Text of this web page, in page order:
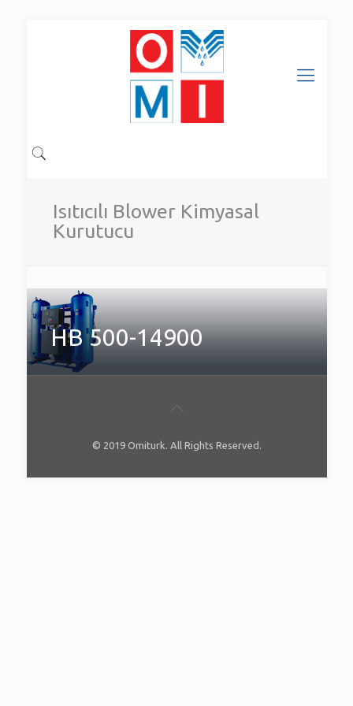
Isıtıcılı Blower Kimyasal
Kurutucu
HB 500-14900
© 2019 Omiturk. All Rights Reserved.